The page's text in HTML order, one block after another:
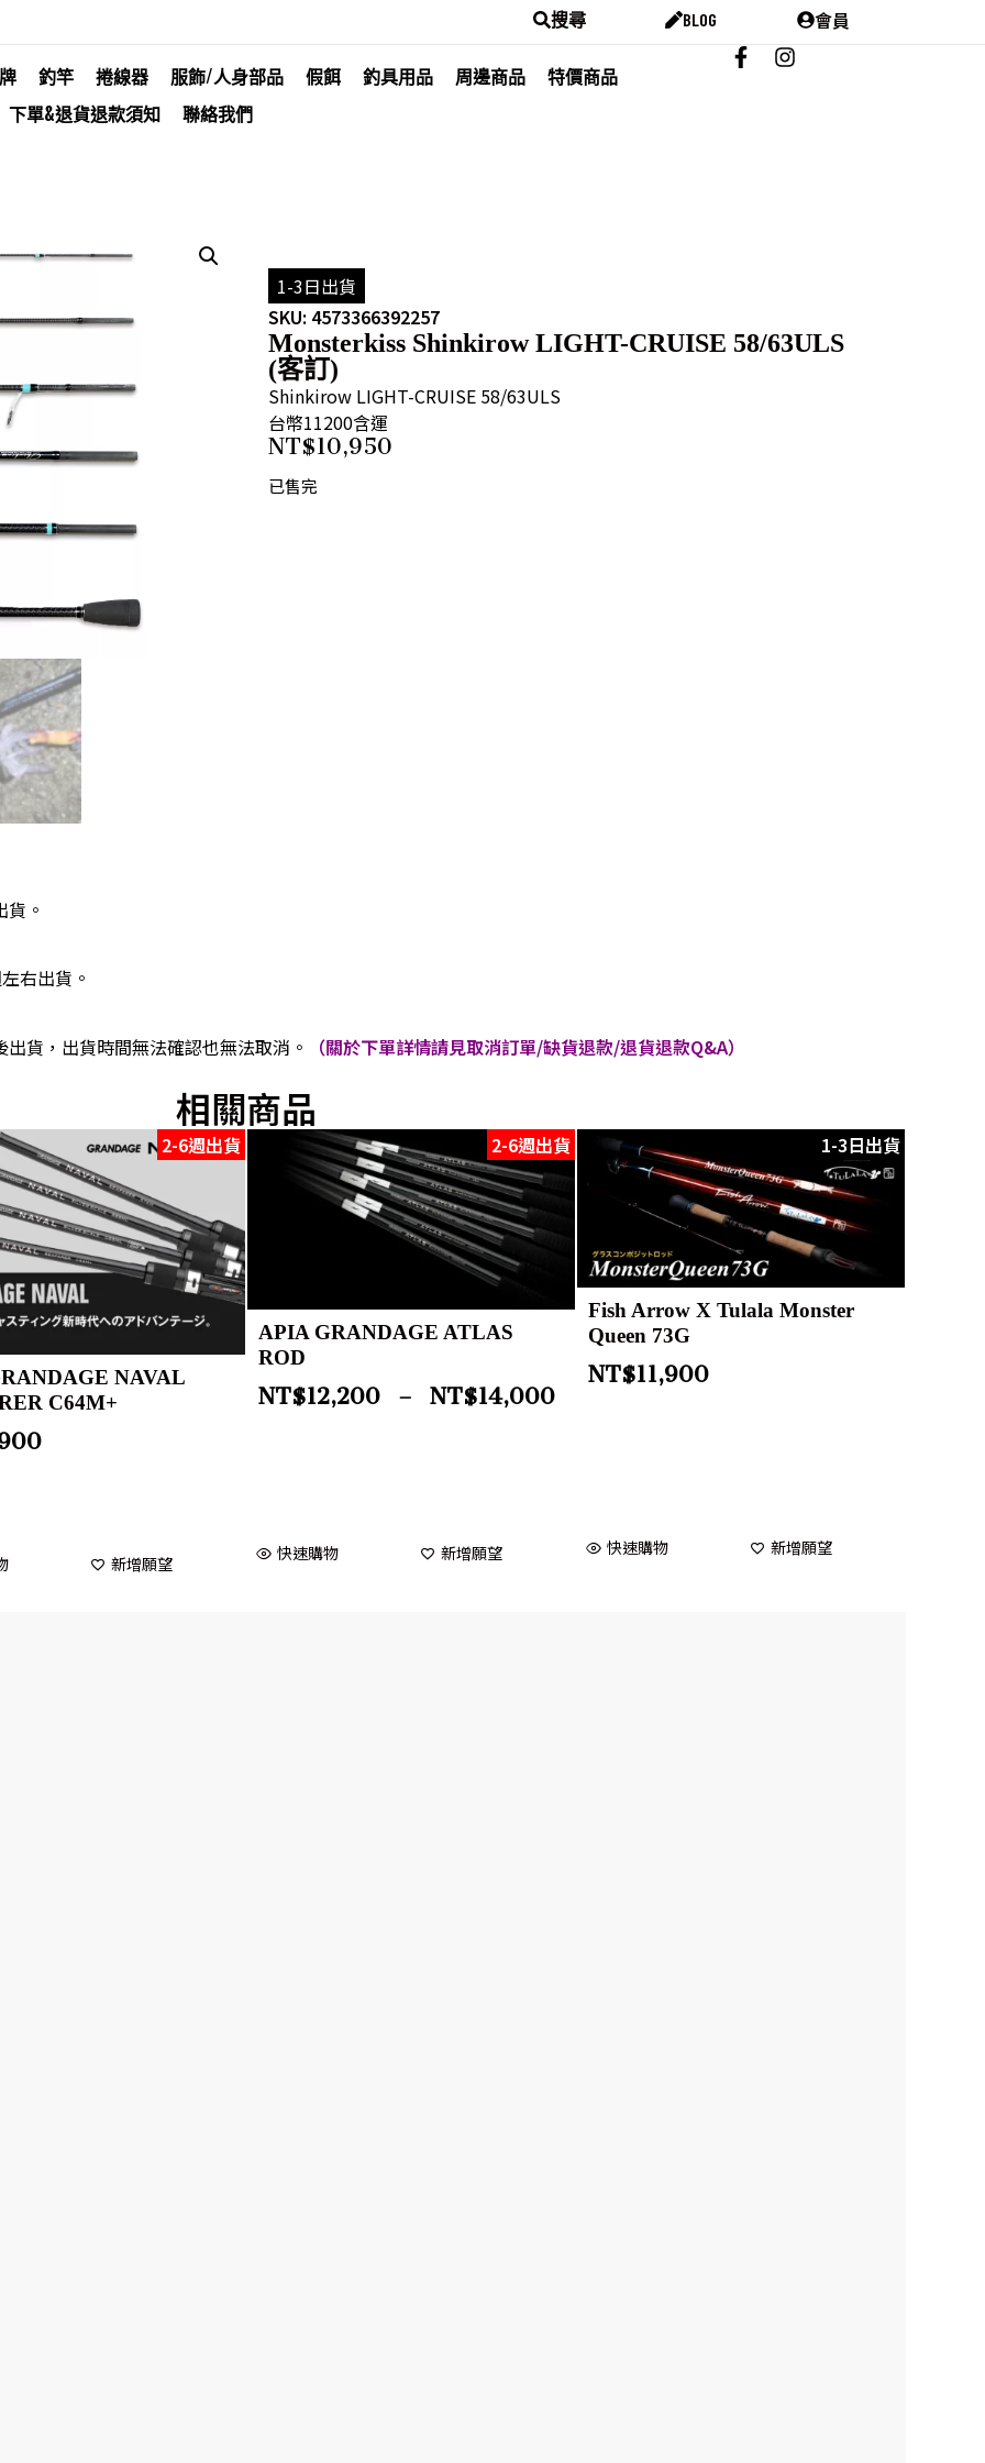
搜尋 BLOG 會員
釣竿 捲線器 服飾/人身部品 假餌 釣具用品 周邊商品
特價商品
下單&退貨退款須知
聯絡我們
1-3日出貨
SKU: 4573366392257
Monsterkiss Shinkirow LIGHT-CRUISE 58/63ULS
(客訂)
Shinkirow LIGHT-CRUISE 58/63ULS
台幣11200含運
NT$10,950
已售完
。
右出貨。
貨，出貨時間無法確認也無法取消。 （關於下單詳情請見取消訂單/缺貨退款/退貨退款Q&A）
相關商品
2-6週出貨
NAVAL
C64M+
新增願望
2-6週出貨
APIA GRANDAGE ATLAS
ROD
NT$12,200 – NT$14,000
快速購物 新增願望
1-3日出貨
Fish Arrow X Tulala Monster
Queen 73G
NT$11,900
快速購物 新增願望